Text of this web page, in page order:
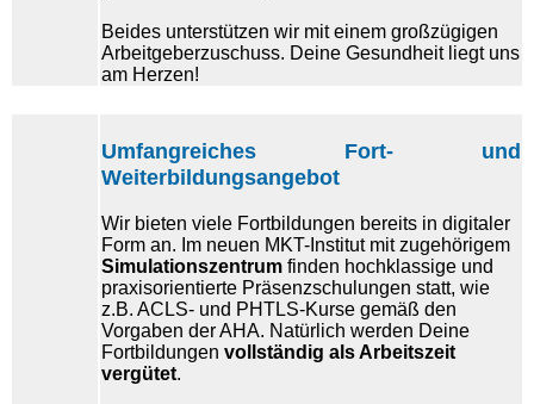
Beides unterstützen wir mit einem großzügigen
Arbeitgeberzuschuss. Deine Gesundheit liegt uns
am Herzen!
Umfangreiches Fort- und
Weiterbildungsangebot
Wir bieten viele Fortbildungen bereits in digitaler
Form an. Im neuen MKT-Institut mit zugehörigem
Simulationszentrum finden hochklassige und
praxisorientierte Präsenzschulungen statt, wie
z.B. ACLS- und PHTLS-Kurse gemäß den
Vorgaben der AHA. Natürlich werden Deine
Fortbildungen vollständig als Arbeitszeit
vergütet.